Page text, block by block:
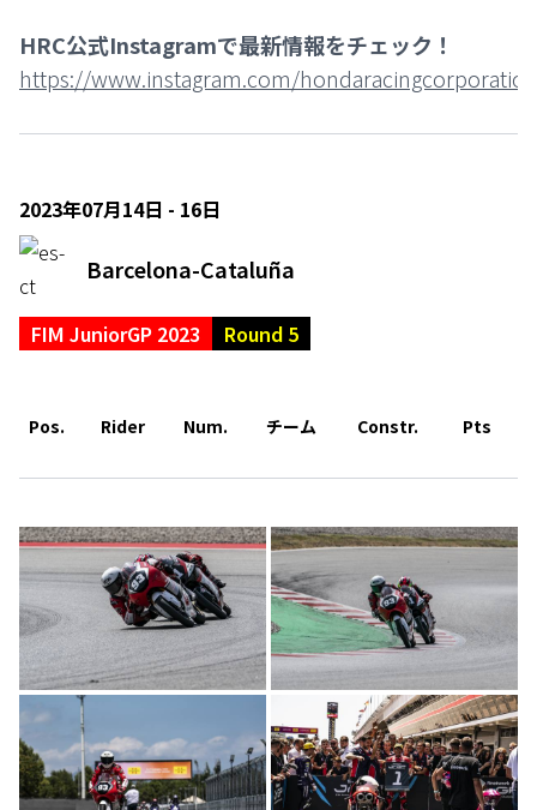
HRC公式Instagramで最新情報をチェック！
https://www.instagram.com/
2023年07月14日 - 16日
Barcelona-Cataluña
FIM JuniorGP 2023 Round 5
Pos. Rider Num. チーム Constr. Pts